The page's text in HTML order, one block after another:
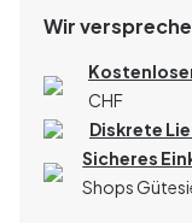
Wir
CHF
Diskrete
Sicheres
Shops